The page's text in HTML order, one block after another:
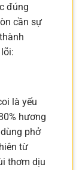
đúng
cần sự
là yếu
hương
phở
từ
thơm dịu